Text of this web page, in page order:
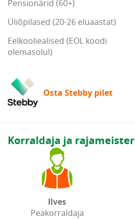
Pensionärid (60+)
Üliõpilased (20-26 eluaastat)
Eelkooliealised (EOL koodi
olemasolul)
Osta Stebby pilet
Korraldaja ja rajameister
Ilves
Peakorraldaja